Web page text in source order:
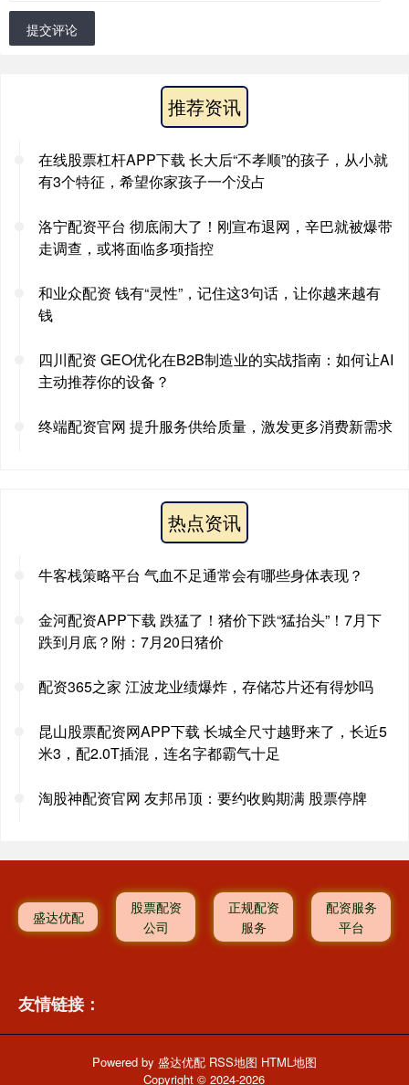
提交评论
推荐资讯
在线股票杠杆APP下载 长大后“不孝顺”的孩子，从小就
有3个特征，希望你家孩子一个没占
洛宁配资平台 彻底闹大了！刚宣布退网，辛巴就被爆带
走调查，或将面临多项指控
和业众配资 钱有“灵性”，记住这3句话，让你越来越有
钱
四川配资 GEO优化在B2B制造业的实战指南：如何让AI
主动推荐你的设备？
终端配资官网 提升服务供给质量，激发更多消费新需求
热点资讯
牛客栈策略平台 气血不足通常会有哪些身体表现？
金河配资APP下载 跌猛了！猪价下跌“猛抬头”！7月下
跌到月底？附：7月20日猪价
配资365之家 江波龙业绩爆炸，存储芯片还有得炒吗
昆山股票配资网APP下载 长城全尺寸越野来了，长近5
米3，配2.0T插混，连名字都霸气十足
淘股神配资官网 友邦吊顶：要约收购期满 股票停牌
盛达优配
股票配资
公司
正规配资
服务
配资服务
平台
友情链接：
Powered by 盛达优配 RSS地图 HTML地图
Copyright© 2024-2026